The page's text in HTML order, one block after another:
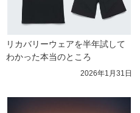
リカバリーウェアを半年試して
わかった本当のところ
2026年1月31日